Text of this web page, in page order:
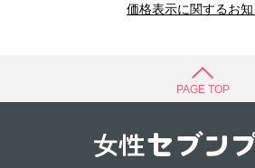
価格表示に関するお
PAGE TOP